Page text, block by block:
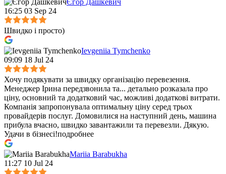
16:25 03 Sep 24
Швидко і просто)
Ievgeniia Tymchenko
09:09 18 Jul 24
Хочу подякувати за швидку організацію перевезення.
Менеджер Ірина передзвонила та... детально розказала про
ціну, основний та додатковий час, можливі додаткові витрати.
Компанія запропонувала оптимальну ціну серед трьох
провайдерів послуг. Домовилися на наступний день, машина
прибула вчасно, швидко завантажили та перевезли. Дякую.
Удачи в бізнесі!подробнее
Mariia Barabukha
11:27 10 Jul 24